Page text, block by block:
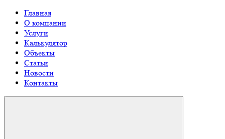
Главная
О компании
Услуги
Калькулятор
Объекты
Статьи
Новости
Контакты